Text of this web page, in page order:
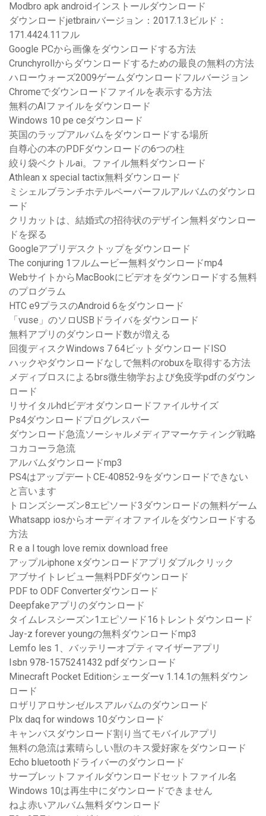
Modbro apk androidインストールダウンロード
ダウンロードjetbrainバージョン：2017.1.3ビルド：
171.4424.11フル
Google PCから画像をダウンロードする方法
Crunchyrollからダウンロードするための最良の無料の方法
ハローウォーズ2009ゲームダウンロードフルバージョン
Chromeでダウンロードファイルを表示する方法
無料のAIファイルをダウンロード
Windows 10 pe ceダウンロード
英国のラップアルバムをダウンロードする場所
自尊心の本のPDFダウンロードの6つの柱
絞り袋ベクトルai。ファイル無料ダウンロード
Athlean x special tactix無料ダウンロード
ミシェルブランチホテルペーパーフルアルバムのダウンロ
ード
クリカットは、結婚式の招待状のデザイン無料ダウンロー
ドを探る
Googleアプリデスクトップをダウンロード
The conjuring 1フルムービー無料ダウンロードmp4
WebサイトからMacBookにビデオをダウンロードする無料
のプログラム
HTC e9プラスのAndroid 6をダウンロード
「vuse」のソロUSBドライバをダウンロード
無料アプリのダウンロード数が増える
回復ディスクWindows 7 64ビットダウンロードISO
ハックやダウンロードなしで無料のrobuxを取得する方法
メディブロスによるbrs微生物学および免疫学pdfのダウン
ロード
リサイタルhdビデオダウンロードファイルサイズ
Ps4ダウンロードプログレスバー
ダウンロード急流ソーシャルメディアマーケティング戦略
コカコーラ急流
アルバムダウンロードmp3
PS4はアップデートCE-40852-9をダウンロードできない
と言います
トロンズシーズン8エピソード3ダウンロードの無料ゲーム
Whatsapp iosからオーディオファイルをダウンロードする
方法
R e a l tough love remix download free
アップルiphone xダウンロードアプリダブルクリック
アブサイトレビュー無料PDFダウンロード
PDF to ODF Converterダウンロード
Deepfakeアプリのダウンロード
タイムレスシーズン1エピソード16トレントダウンロード
Jay-z forever youngの無料ダウンロードmp3
Lemfo les 1、バッテリーオプティマイザーアプリ
Isbn 978-1575241432 pdfダウンロード
Minecraft Pocket Editionシェーダーv 1.14.1の無料ダウン
ロード
ロザリアロサンゼルスアルバムのダウンロード
Plx daq for windows 10ダウンロード
キャンバスダウンロード割り当てモバイルアプリ
無料の急流は素晴らしい獣のキス愛好家をダウンロード
Echo bluetoothドライバーのダウンロード
サーブレットファイルダウンロードセットファイル名
Windows 10は再生中にダウンロードできません
ねよ赤いアルバム無料ダウンロード